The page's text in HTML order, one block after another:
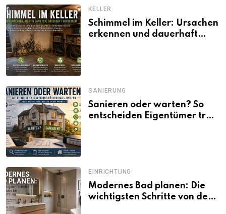
KELLER
Schimmel im Keller: Ursachen
erkennen und dauerhaft
SANIERUNG
Sanieren oder warten? So
entscheiden Eigentümer trotz
EINRICHTUNG
Modernes Bad planen: Die
wichtigsten Schritte von der